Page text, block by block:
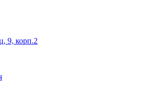
9, корп.2